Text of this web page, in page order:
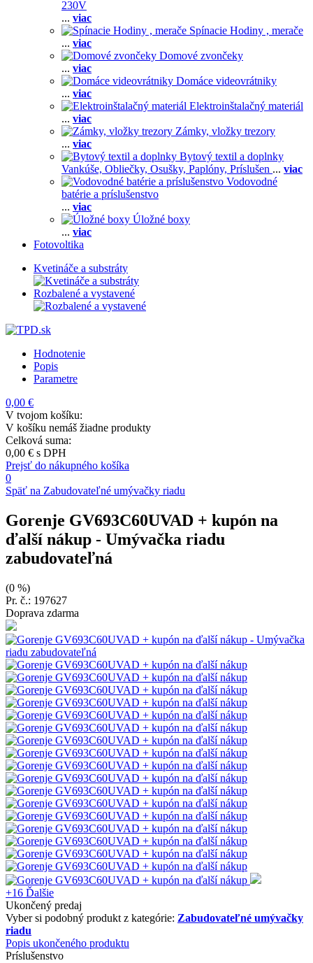
230V
... viac
Spínacie Hodiny , merače
... viac
Domové zvončeky
... viac
Domáce videovrátniky
... viac
Elektroinštalačný materiál
... viac
Zámky, vložky trezory
... viac
Bytový textil a doplnky
Vankúše, Obliečky, Osušky, Paplóny, Príslušen ... viac
Vodovodné
batérie a príslušenstvo
... viac
Úložné boxy
... viac
Fotovoltika
Kvetináče a substráty
Rozbalené a vystavené
Hodnotenie
Popis
Parametre
0,00 €
V tvojom košíku:
V košíku nemáš žiadne produkty
Celková suma:
0,00 € s DPH
Prejsť do nákupného košíka
0
Späť na Zabudovateľné umývačky riadu
Gorenje GV693C60UVAD + kupón na
ďalší nákup - Umývačka riadu
zabudovateľná
(0 %)
Pr. č.: 197627
Doprava zdarma
+16 Ďalšie
Ukončený predaj
Vyber si podobný produkt z kategórie: Zabudovateľné umývačky
riadu
Popis ukončeného produktu
Príslušenstvo